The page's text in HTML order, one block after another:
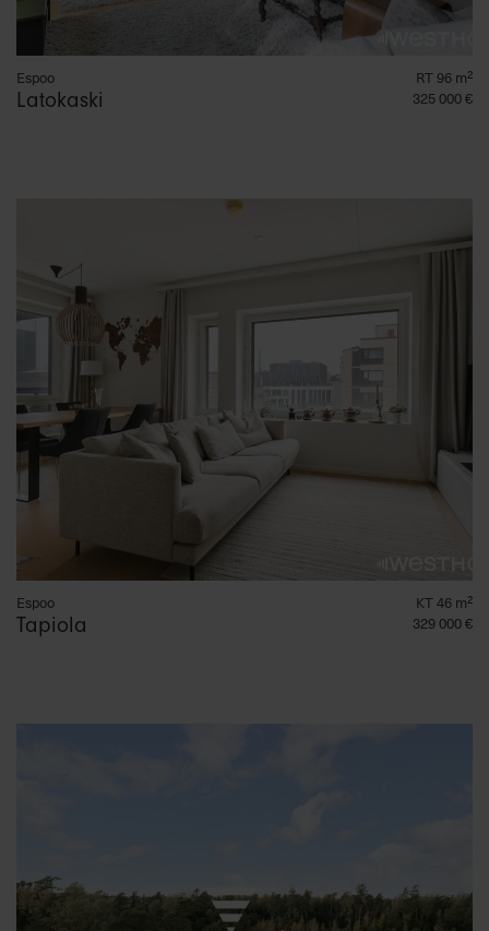
Espoo
Latokaski
RT 96 m²
325 000 €
Espoo
Tapiola
KT 46 m²
329 000 €